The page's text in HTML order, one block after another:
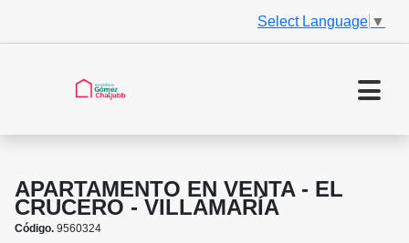
Select Language ▼
APARTAMENTO EN VENTA - EL
CRUCERO - VILLAMARÍA
Código. 9560324